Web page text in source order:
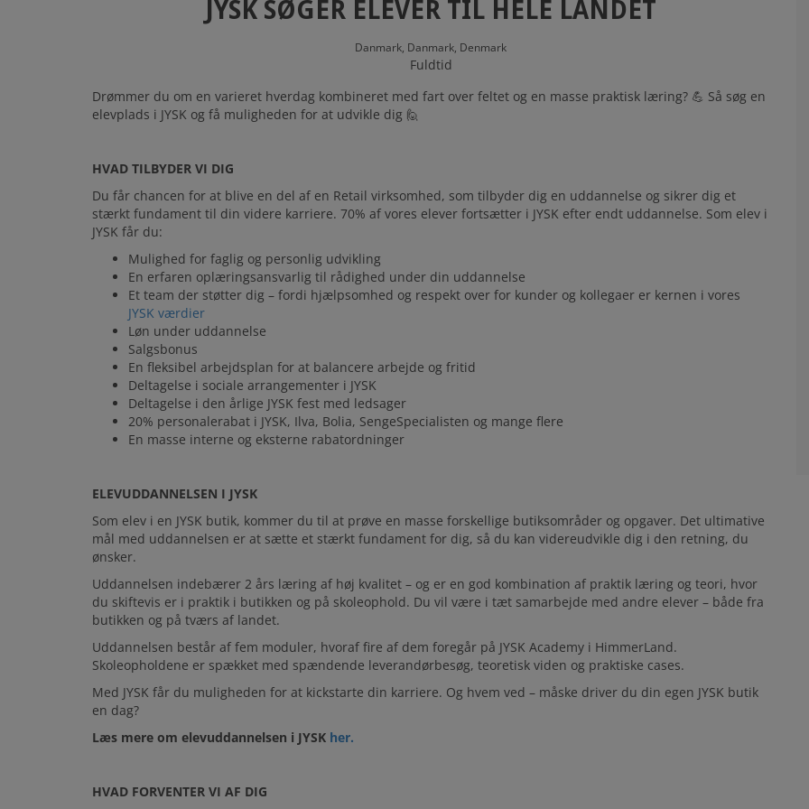
JYSK SØGER ELEVER TIL HELE LANDET
Danmark, Danmark, Denmark
Fuldtid
Drømmer du om en varieret hverdag kombineret med fart over feltet og en masse praktisk læring? 💪 Så søg en
elevplads i JYSK og få muligheden for at udvikle dig 🙋
HVAD TILBYDER VI DIG
Du får chancen for at blive en del af en Retail virksomhed, som tilbyder dig en uddannelse og sikrer dig et
stærkt fundament til din videre karriere. 70% af vores elever fortsætter i JYSK efter endt uddannelse. Som elev i
JYSK får du:
Mulighed for faglig og personlig udvikling
En erfaren oplæringsansvarlig til rådighed under din uddannelse
Et team der støtter dig – fordi hjælpsomhed og respekt over for kunder og kollegaer er kernen i vores
JYSK værdier
Løn under uddannelse
Salgsbonus
En fleksibel arbejdsplan for at balancere arbejde og fritid
Deltagelse i sociale arrangementer i JYSK
Deltagelse i den årlige JYSK fest med ledsager
20% personalerabat i JYSK, Ilva, Bolia, SengeSpecialisten og mange flere
En masse interne og eksterne rabatordninger
ELEVUDDANNELSEN I JYSK
Som elev i en JYSK butik, kommer du til at prøve en masse forskellige butiksområder og opgaver. Det ultimative
mål med uddannelsen er at sætte et stærkt fundament for dig, så du kan videreudvikle dig i den retning, du
ønsker.
Uddannelsen indebærer 2 års læring af høj kvalitet – og er en god kombination af praktik læring og teori, hvor
du skiftevis er i praktik i butikken og på skoleophold. Du vil være i tæt samarbejde med andre elever – både fra
butikken og på tværs af landet.
Uddannelsen består af fem moduler, hvoraf fire af dem foregår på JYSK Academy i HimmerLand.
Skoleopholdene er spækket med spændende leverandørbesøg, teoretisk viden og praktiske cases.
Med JYSK får du muligheden for at kickstarte din karriere. Og hvem ved – måske driver du din egen JYSK butik
en dag?
Læs mere om elevuddannelsen i JYSK her.
HVAD FORVENTER VI AF DIG